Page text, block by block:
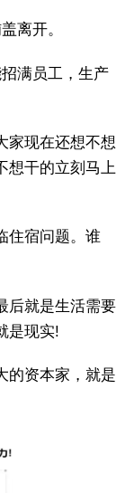
离开。
满员工，生产
家现在还想不想
想干的立刻马上
住宿问题。谁
后就是生活需要
是现实!
的资本家，就是